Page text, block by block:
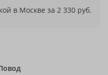
в Москве за 2 330 руб.